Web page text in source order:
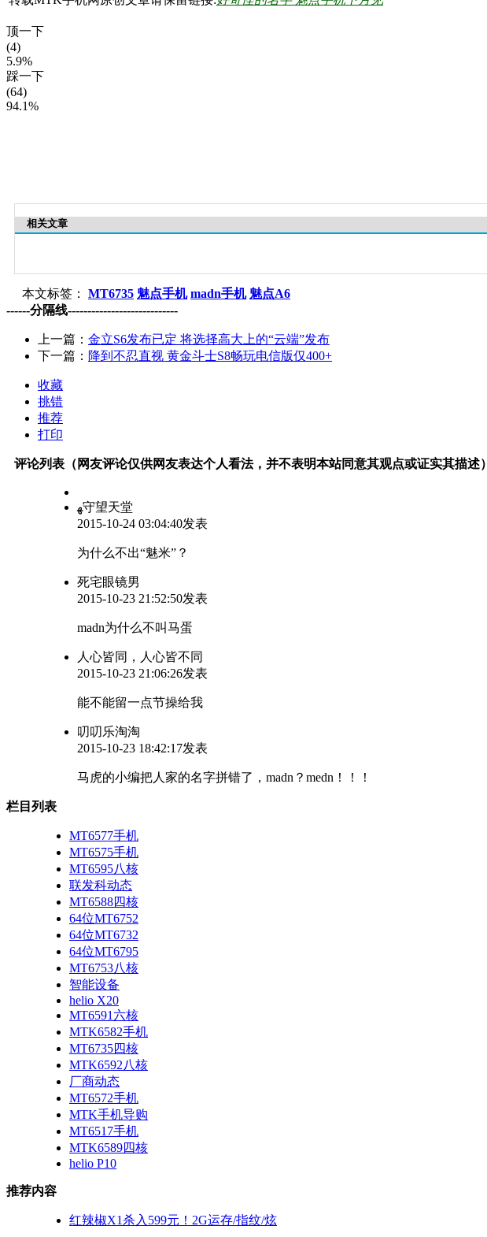
顶一下
(4)
5.9%
踩一下
(64)
94.1%
相关文章
本文标签： MT6735 魅点手机 madn手机 魅点A6
------分隔线----------------------------
上一篇： 金立S6发布已定 将选择高大上的“云端”发布
下一篇： 降到不忍直视 黄金斗士S8畅玩电信版仅400+
收藏
挑错
推荐
打印
评论列表（网友评论仅供网友表达个人看法，并不表明本站同意其观点或证实其描述）
ﻬ守望天堂
2015-10-24 03:04:40发表
为什么不出“魅米”？
死宅眼镜男
2015-10-23 21:52:50发表
madn为什么不叫马蛋
人心皆同，人心皆不同
2015-10-23 21:06:26发表
能不能留一点节操给我
叨叨乐淘淘
2015-10-23 18:42:17发表
马虎的小编把人家的名字拼错了，madn？medn！！！
栏目列表
MT6577手机
MT6575手机
MT6595八核
联发科动态
MT6588四核
64位MT6752
64位MT6732
64位MT6795
MT6753八核
智能设备
helio X20
MT6591六核
MTK6582手机
MT6735四核
MTK6592八核
厂商动态
MT6572手机
MTK手机导购
MT6517手机
MTK6589四核
helio P10
推荐内容
红辣椒X1杀入599元！2G运存/指纹/炫